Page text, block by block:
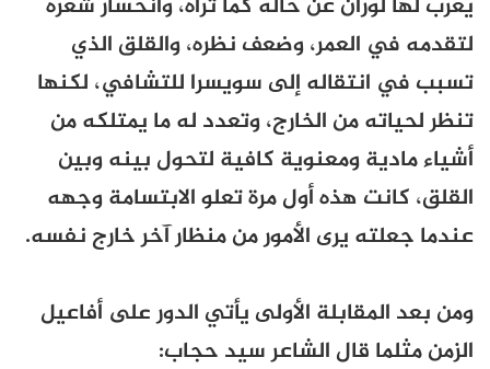
يعرب لها لوران عن حاله كما تراه، وانحسار شعره
لتقدمه في العمر، وضعف نظره، والقلق الذي
تسبب في انتقاله إلى سويسرا للتشافي، لكنها
تنظر لحياته من الخارج، وتعدد له ما يمتلكه من
أشياء مادية ومعنوية كافية لتحول بينه وبين
القلق، كانت هذه أول مرة تعلو الابتسامة وجهه
عندما جعلته يرى الأمور من منظار آخر خارج نفسه.
ومن بعد المقابلة الأولى يأتي الدور على أفاعيل
الزمن مثلما قال الشاعر سيد حجاب: